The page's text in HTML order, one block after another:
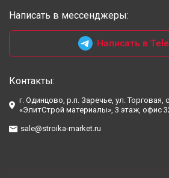
Написать в мессенджеры:
Написать в
Контакты:
г. Одинцово, р.п. Заречье, ул. Торговая,
«ЭлитСтрой материалы», 3 этаж, офис
sale@stroika-market.ru